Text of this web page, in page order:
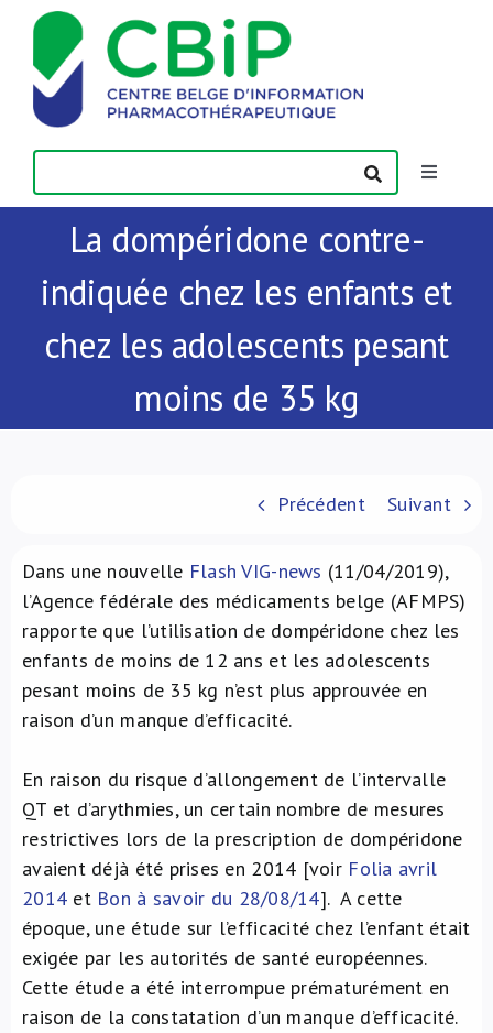
Passer
contenu
Toggle
Actualités
Publications
NL
La dompéridone contre-
indiquée chez les enfants et
chez les adolescents pesant
moins de 35 kg
Précédent Suivant
Dans une nouvelle Flash VIG-news (11/04/2019),
l’Agence fédérale des médicaments belge (AFMPS)
rapporte que l’utilisation de dompéridone chez les
enfants de moins de 12 ans et les adolescents
pesant moins de 35 kg n’est plus approuvée en
raison d’un manque d’efficacité.
En raison du risque d’allongement de l’intervalle
QT et d’arythmies, un certain nombre de mesures
restrictives lors de la prescription de dompéridone
avaient déjà été prises en 2014 [voir Folia avril
2014 et Bon à savoir du 28/08/14]. A cette
époque, une étude sur l’efficacité chez l’enfant était
exigée par les autorités de santé européennes.
Cette étude a été interrompue prématurément en
raison de la constatation d’un manque d’efficacité.